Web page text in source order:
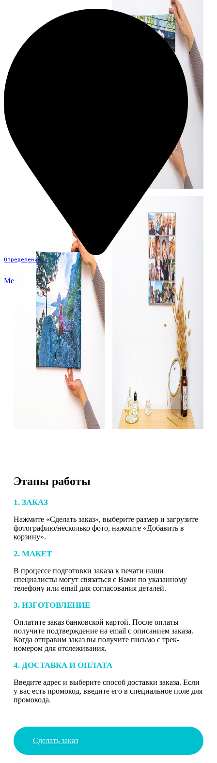
Определение...
Меню
Этапы работы
1. ЗАКАЗ
Нажмите «Сделать заказ», выберите размер и загрузите
фотографию/несколько фото, нажмите «Добавить в
корзину».
2. МАКЕТ
В процессе подготовки заказа к печати наши
специалисты могут связаться с Вами по указанному
телефону или email для согласования деталей.
3. ИЗГОТОВЛЕНИЕ
Оплатите заказ банковской картой. После оплаты
получите подтверждение на email с описанием заказа.
Когда отправим заказ вы получите письмо с трек-
номером для отслеживания.
4. ДОСТАВКА И ОПЛАТА
Введите адрес и выберите способ доставки заказа. Если
у вас есть промокод, введите его в специальное поле для
промокода.
Сделать заказ